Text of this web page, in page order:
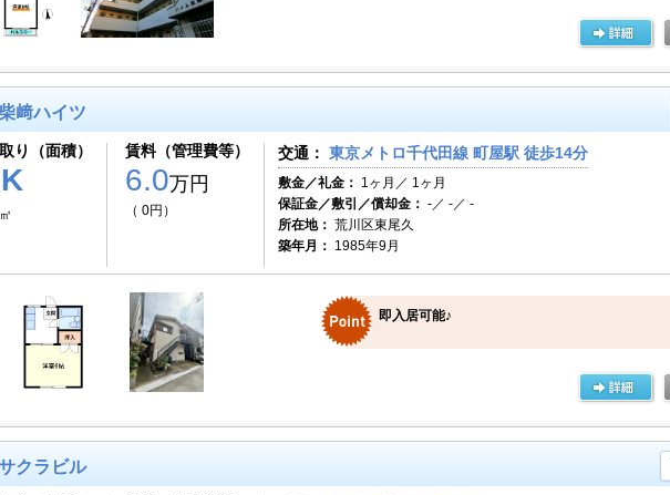
﨑ハイツ
り（面積） 賃料（管理費等）
6.0万円
（ 0円）
交通： 東京メトロ千代田線 町屋駅 徒歩14分
敷金／礼金： 1ヶ月／ 1ヶ月
保証金／敷引／償却金： -／ -／ -
所在地： 荒川区東尾久
築年月： 1985年9月
即入居可能♪
クラビル